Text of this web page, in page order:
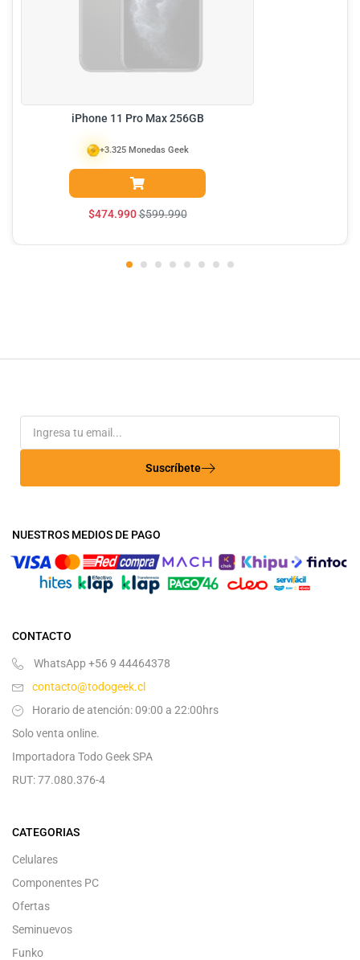
iPhone 11 Pro Max 256GB
$474.990$599.990
+3.325 Monedas Geek
Suscríbete
NUESTROS MEDIOS DE PAGO
CONTACTO
WhatsApp +56 9 44464378
contacto@todogeek.cl
Horario de atención: 09:00 a 22:00hrs
Solo venta online.
Importadora Todo Geek SPA
RUT: 77.080.376-4
CATEGORIAS
Celulares
Componentes PC
Ofertas
Seminuevos
Funko